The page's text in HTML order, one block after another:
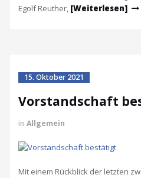
Egolf Reuther, [Weiterlesen]
15. Oktober 2021
Vorstandschaft
in Allgemein
Mit einem Rückblick der letzten